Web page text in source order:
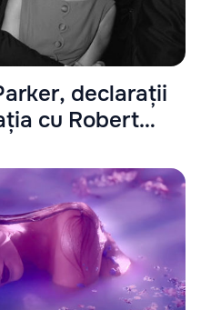
declarații
cu Robert